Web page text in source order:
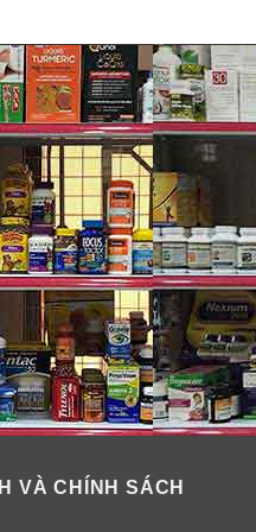
tâm nghiên cứu & phát
VÀ CHÍNH SÁCH